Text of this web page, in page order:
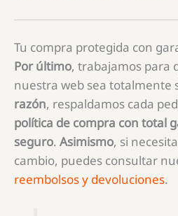
Tu compra protegida con
Por último, trabajamos para
nuestra web sea totalmente
razón, respaldamos cada
política de compra con total
seguro. Asimismo, si
cambio, puedes consultar
reembolsos y devoluciones.